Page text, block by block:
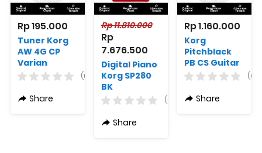
Rp 195.000
Tuner Korg
AW 4G CP
Varian
Warna
(0)
Share
Rp 11.810.000
Rp
7.676.500
Digital Piano
Korg SP280
BK
(0)
Share
Rp 1.160.000
Korg
Pitchblack
PB CS Guitar
Pedal Tuner
Original
(0)
Share